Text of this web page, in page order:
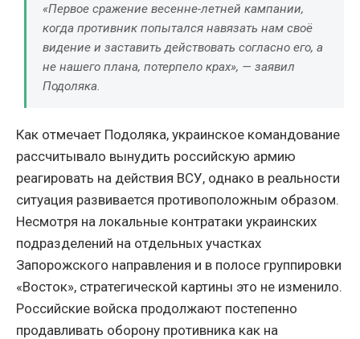
«Первое сражение весенне-летней кампании,
когда противник попытался навязать нам своё
видение и заставить действовать согласно его, а
не нашего плана, потерпело крах», — заявил
Подоляка.
Как отмечает Подоляка, украинское командование
рассчитывало вынудить российскую армию
реагировать на действия ВСУ, однако в реальности
ситуация развивается противоположным образом.
Несмотря на локальные контратаки украинских
подразделений на отдельных участках
Запорожского направления и в полосе группировки
«Восток», стратегической картины это не изменило.
Российские войска продолжают постепенно
продавливать оборону противника как на